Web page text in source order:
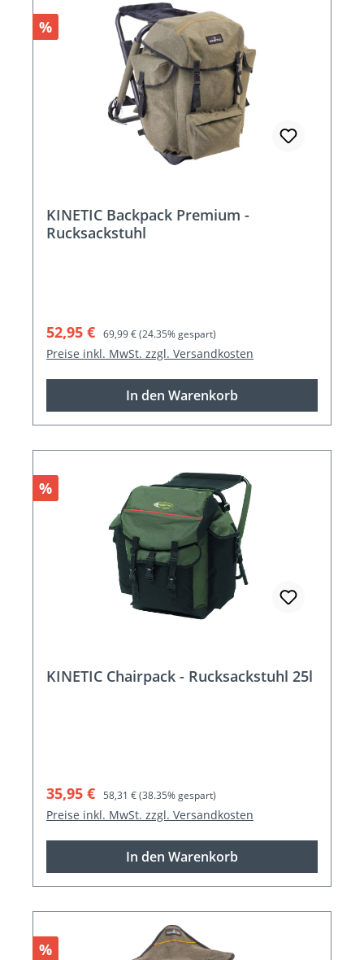
Rabatt
%
KINETIC Backpack Premium -
Rucksackstuhl
Verkaufspreis:
52,95 € Regulärer Preis:
69,99 €(24.35% gespart)
Preise inkl. MwSt. zzgl. Versandkosten
In den Warenkorb
Rabatt
%
KINETIC Chairpack - Rucksackstuhl 25l
Verkaufspreis:
35,95 € Regulärer Preis:
58,31 €(38.35% gespart)
Preise inkl. MwSt. zzgl. Versandkosten
In den Warenkorb
Rabatt
%